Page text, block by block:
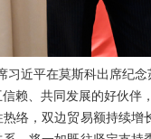
习近平在莫斯科出席纪
赖、共同发展的好伙
络，双边贸易额持续